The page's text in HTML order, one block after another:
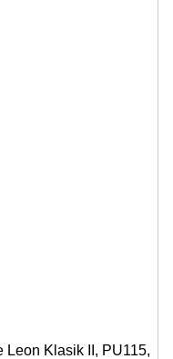
Klasik II, PU115,